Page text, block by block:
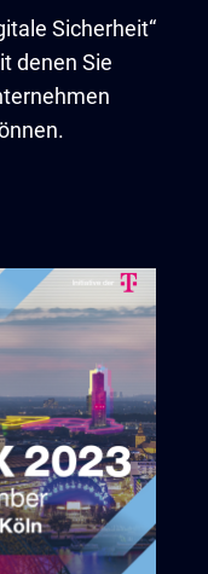
Sicherheit“
denen Sie